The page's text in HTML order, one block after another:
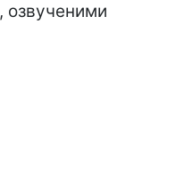
, озвученими